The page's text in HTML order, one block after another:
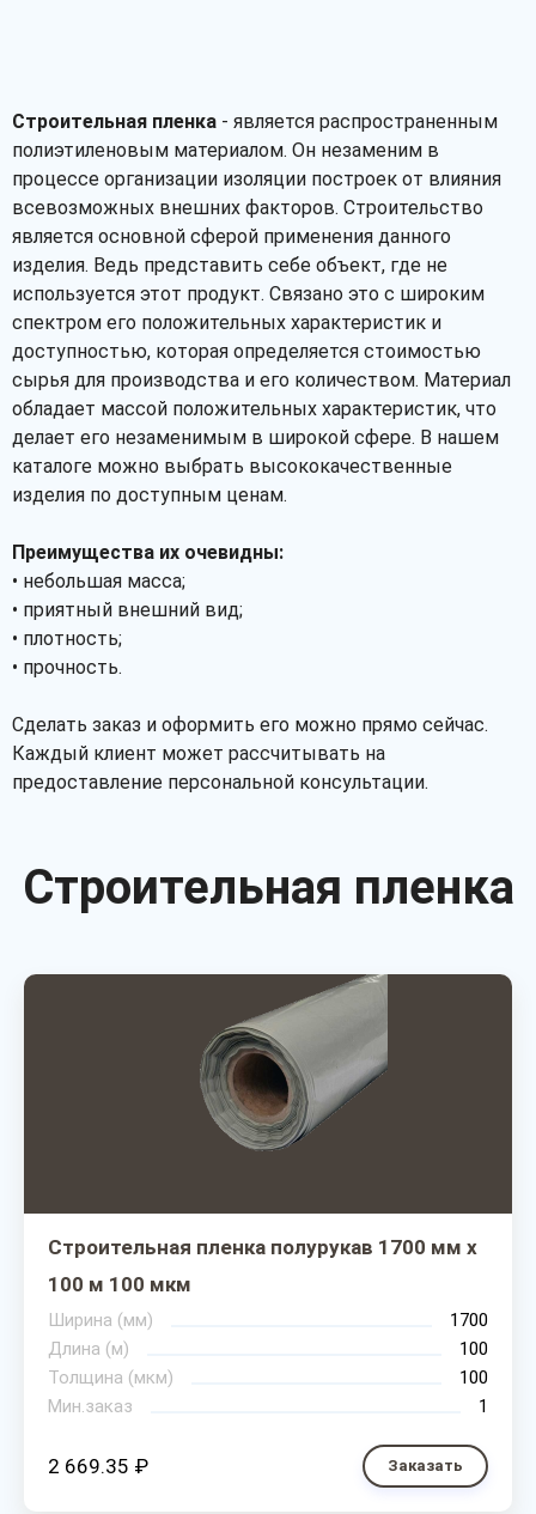
Строительная пленка - является распространенным
полиэтиленовым материалом. Он незаменим в
процессе организации изоляции построек от влияния
всевозможных внешних факторов. Строительство
является основной сферой применения данного
изделия. Ведь представить себе объект, где не
используется этот продукт. Связано это с широким
спектром его положительных характеристик и
доступностью, которая определяется стоимостью
сырья для производства и его количеством. Материал
обладает массой положительных характеристик, что
делает его незаменимым в широкой сфере. В нашем
каталоге можно выбрать высококачественные
изделия по доступным ценам.
Преимущества их очевидны:
• небольшая масса;
• приятный внешний вид;
• плотность;
• прочность.
Сделать заказ и оформить его можно прямо сейчас.
Каждый клиент может рассчитывать на
предоставление персональной консультации.
Строительная пленка
Строительная пленка полурукав 1700 мм х
100 м 100 мкм
Ширина (мм)
1700
Длина (м)
100
Толщина (мкм)
100
Мин.заказ
1
2 669.35 ₽ Заказать